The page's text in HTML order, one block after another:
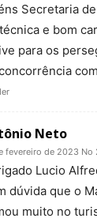
Secretaria
e bom
para os
Neto
fevereiro de 2023 No
Lucio
dúvida que o
muito no